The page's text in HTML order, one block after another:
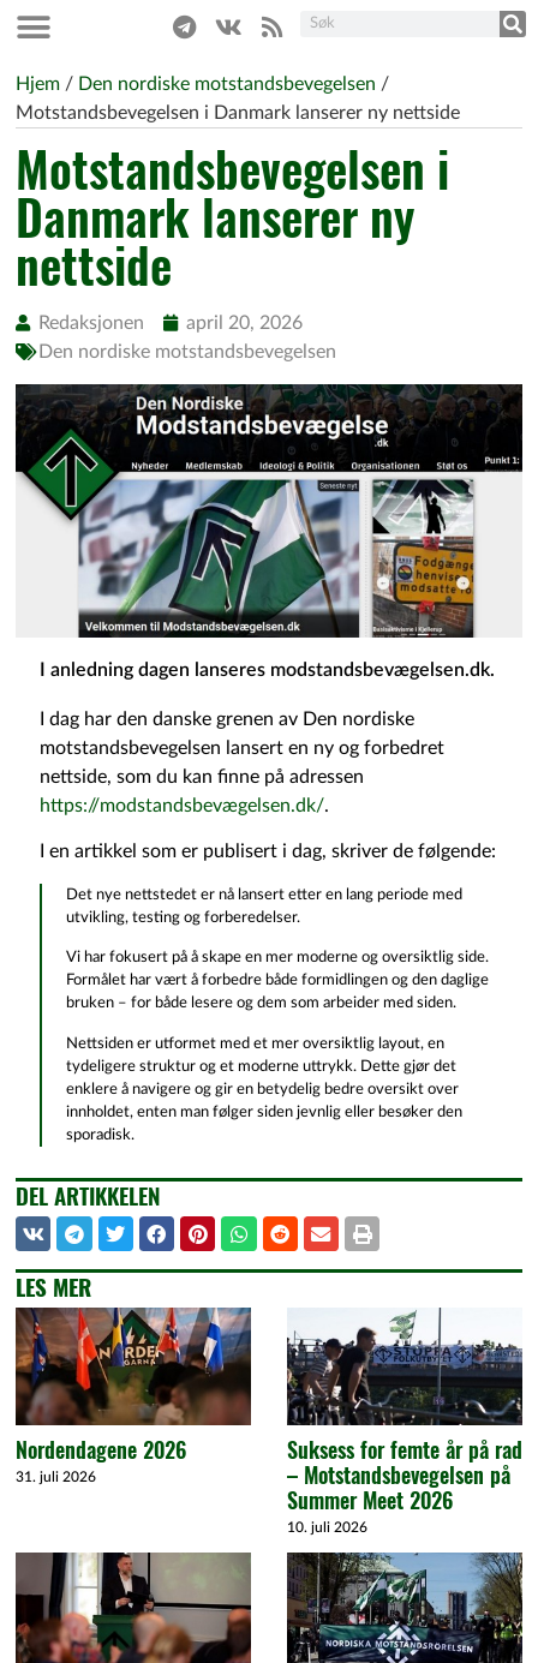
Hjem / Den nordiske motstandsbevegelsen /
Motstandsbevegelsen i Danmark lanserer ny nettside
Motstandsbevegelsen i
Danmark lanserer ny
nettside
Redaksjonen
april 20, 2026
Den nordiske motstandsbevegelsen
LES MER
Nordendagene 2026
31. juli 2026
Suksess for femte år på rad
– Motstandsbevegelsen på
Summer Meet 2026
10. juli 2026
I anledning dagen lanseres modstandsbevægelsen.dk.
I dag har den danske grenen av Den nordiske
motstandsbevegelsen lansert en ny og forbedret
nettside, som du kan finne på adressen
https://modstandsbevægelsen.dk/.
I en artikkel som er publisert i dag, skriver de følgende:
Det nye nettstedet er nå lansert etter en lang periode med
utvikling, testing og forberedelser.
Vi har fokusert på å skape en mer moderne og oversiktlig side.
Formålet har vært å forbedre både formidlingen og den daglige
bruken – for både lesere og dem som arbeider med siden.
Nettsiden er utformet med et mer oversiktlig layout, en
tydeligere struktur og et moderne uttrykk. Dette gjør det
enklere å navigere og gir en betydelig bedre oversikt over
innholdet, enten man følger siden jevnlig eller besøker den
sporadisk.
DEL ARTIKKELEN